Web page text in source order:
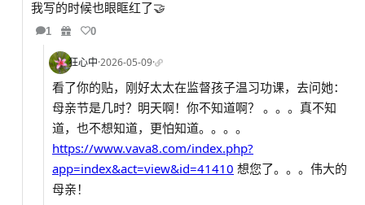
我写的时候也眼眶红了🤝
1 0
狂心中·2026-05-09·
看了你的贴，刚好太太在监督孩子温习功课，去问她：
母亲节是几时？明天啊！你不知道啊？ 。。。真不知
道，也不想知道，更怕知道。。。。
https://www.vava8.com/index.php?
app=index&act=view&id=41410 想您了。。。伟大的
母亲！